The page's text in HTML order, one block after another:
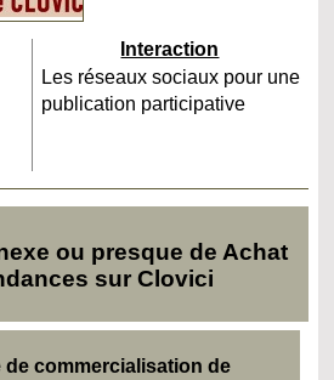
Interaction
Les réseaux sociaux pour une
publication participative
ou presque de Achat
sur Clovici
de commercialisation de